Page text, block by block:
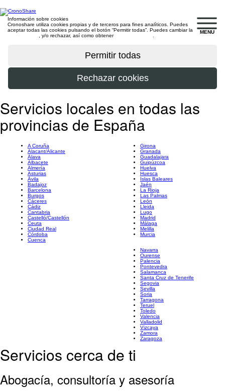
MENU
Información sobre cookies
Cronoshare utiliza cookies propias y de terceros para fines analíticos. Puedes
aceptar todas las cookies pulsando el botón “Permitir todas”. Puedes cambiar la
, y/o rechazar, así como obtener
Servicios locales en todas las
provincias de España
A Coruña
Alacant/Alicante
Álava
Albacete
Almería
Asturias
Ávila
Badajoz
Barcelona
Burgos
Cáceres
Cádiz
Cantabria
Castelló/Castellón
Ceuta
Ciudad Real
Córdoba
Cuenca
Girona
Granada
Guadalajara
Guipúzcoa
Huelva
Huesca
Islas Baleares
Jaén
La Rioja
Las Palmas
León
Lleida
Lugo
Madrid
Málaga
Melilla
Murcia
Navarra
Ourense
Palencia
Pontevedra
Salamanca
Santa Cruz de Tenerife
Segovia
Sevilla
Soria
Tarragona
Teruel
Toledo
Valencia
Valladolid
Vizcaya
Zamora
Zaragoza
Servicios cerca de ti
Abogacía, consultoría y asesoría